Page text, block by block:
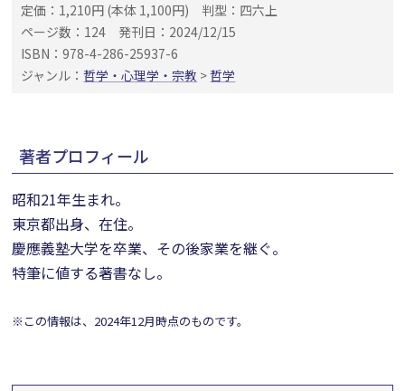
定価：1,210円 (本体 1,100円)
判型：四六上
ページ数：124
発刊日：2024/12/15
ISBN：978-4-286-25937-6
ジャンル：哲学・心理学・宗教 >哲学
著者プロフィール
昭和21年生まれ。
東京都出身、在住。
慶應義塾大学を卒業、その後家業を継ぐ。
特筆に値する著書なし。
※この情報は、2024年12月時点のものです。